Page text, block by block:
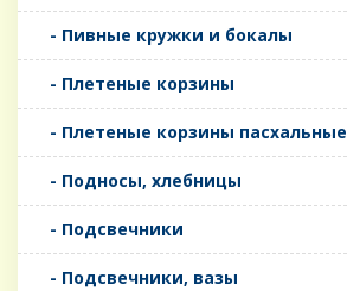
- Пивные кружки и бокалы
- Плетеные корзины
- Плетеные корзины пасхальные
- Подносы, хлебницы
- Подсвечники
- Подсвечники, вазы